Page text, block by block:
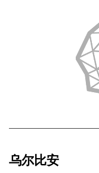
乌尔比安